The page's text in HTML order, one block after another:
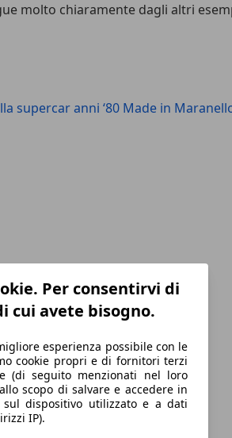
Per consentirvi di
cui avete bisogno.
esperienza possibile con le
cookie propri e di fornitori terzi
(di seguito menzionati nel loro
scopo di salvare e accedere in
dispositivo utilizzato e a dati
IP).
molto chiaramente dagli altri
supercar anni ‘80 Made in